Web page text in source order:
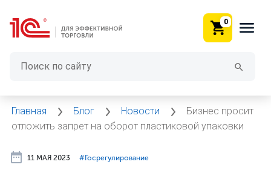
0
Главная Блог Новости
Бизнес просит
отложить запрет на оборот пластиковой упаковки
11 МАЯ 2023 #⁣Госрегулирование